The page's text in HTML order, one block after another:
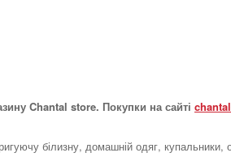
Chantal store. Покупки на сайті
білизну, домашній одяг,